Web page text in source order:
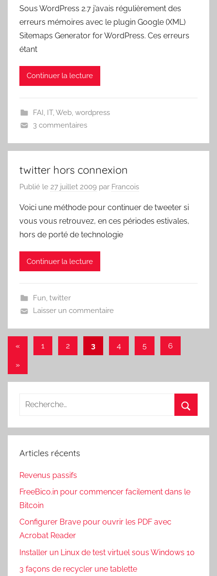
Sous WordPress 2.7 j’avais régulièrement des
erreurs mémoires avec le plugin Google (XML)
Sitemaps Generator for WordPress. Ces erreurs
étant
Continuer la lecture
FAI IT, Web, wordpress
3 commentaires
twitter hors connexion
Publié le 27 juillet 2009 par Francois
Voici une méthode pour continuer de tweeter si
vous vous retrouvez, en ces périodes estivales,
hors de porté de technologie
Continuer la lecture
Fun, twitter
Laisser un commentaire
Pagination
des
publications
«Publications
1 2 3 4 5 6
Articles
»
Recherche
:
Articles récents
Revenus passifs
FreeBico.in pour commencer facilement dans le
Bitcoin
Configurer Brave pour ouvrir les PDF avec
Acrobat Reader
Installer un Linux de test virtuel sous Windows 10
3 façons de recycler une tablette